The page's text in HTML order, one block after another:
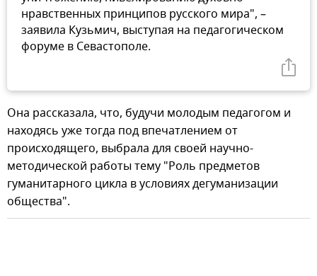
нравственных принципов русского мира", –
заявила Кузьмич, выступая на педагогическом
форуме в Севастополе.
Она рассказала, что, будучи молодым педагогом и
находясь уже тогда под впечатлением от
происходящего, выбрала для своей научно-
методической работы тему "Роль предметов
гуманитарного цикла в условиях дегуманизации
общества".